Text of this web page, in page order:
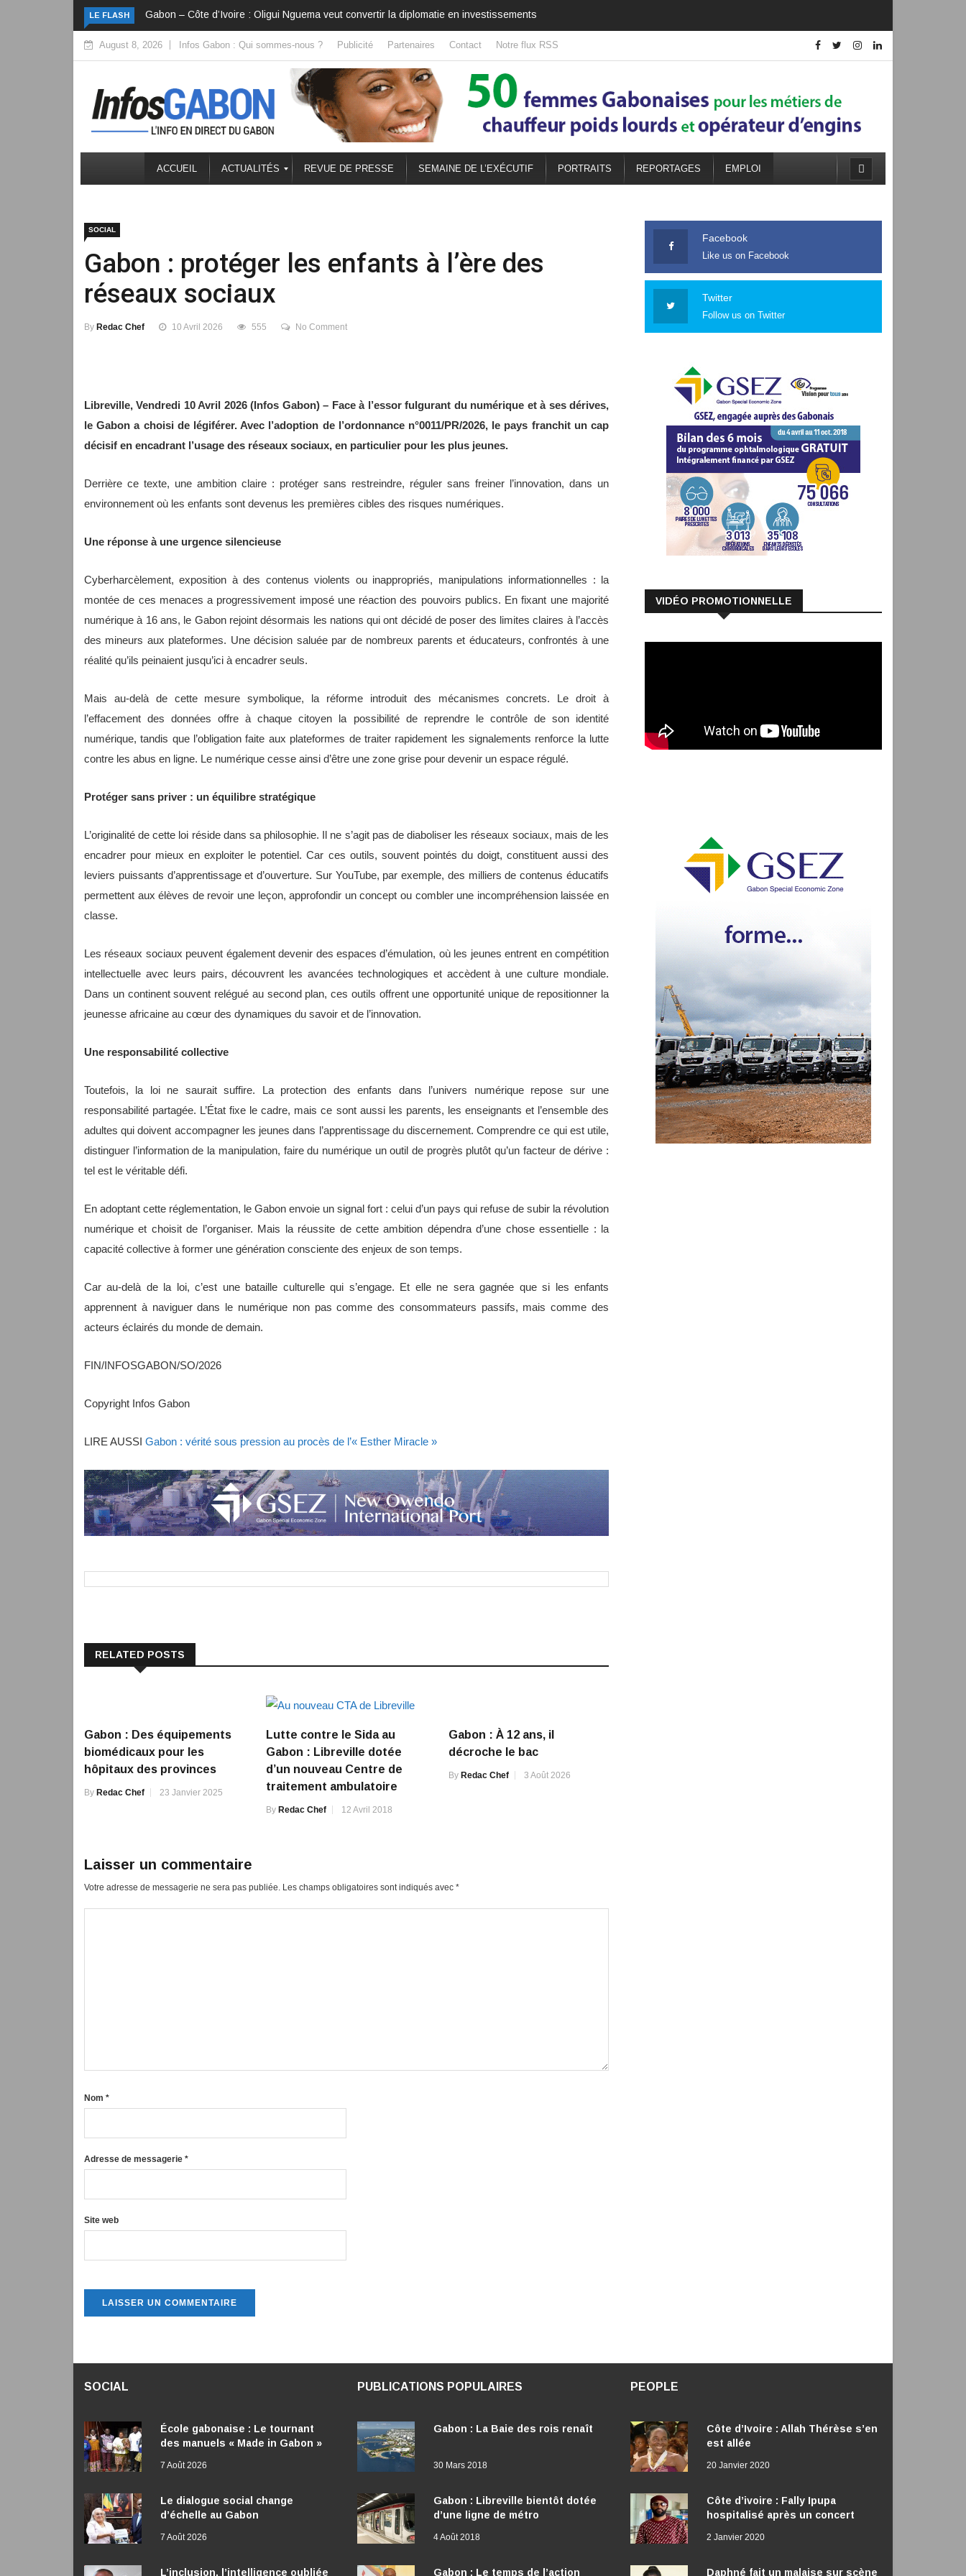
LE FLASH
la diplomatie en investissements Côte d’Ivoire : Une fête nationale qui célèbre aussi l’amitié africaine
August 8, 2026 Infos Gabon : Qui sommes-nous ? Publicité Partenaires Contact Notre flux RSS
ACCUEIL ACTUALITÉS REVUE DE PRESSE SEMAINE DE L’EXÉCUTIF PORTRAITS REPORTAGES EMPLOI
SOCIAL
Gabon : protéger les enfants à l’ère des
réseaux sociaux
By Redac Chef 10 Avril 2026 555 No Comment
Libreville, Vendredi 10 Avril 2026 (Infos Gabon) – Face à l’essor fulgurant du numérique et à ses dérives,
le Gabon a choisi de légiférer. Avec l’adoption de l’ordonnance n°0011/PR/2026, le pays franchit un cap
décisif en encadrant l’usage des réseaux sociaux, en particulier pour les plus jeunes.
Derrière ce texte, une ambition claire : protéger sans restreindre, réguler sans freiner l’innovation, dans un
environnement où les enfants sont devenus les premières cibles des risques numériques.
Une réponse à une urgence silencieuse
Cyberharcèlement, exposition à des contenus violents ou inappropriés, manipulations informationnelles : la
montée de ces menaces a progressivement imposé une réaction des pouvoirs publics. En fixant une majorité
numérique à 16 ans, le Gabon rejoint désormais les nations qui ont décidé de poser des limites claires à l’accès
des mineurs aux plateformes. Une décision saluée par de nombreux parents et éducateurs, confrontés à une
réalité qu’ils peinaient jusqu’ici à encadrer seuls.
Mais au-delà de cette mesure symbolique, la réforme introduit des mécanismes concrets. Le droit à
l’effacement des données offre à chaque citoyen la possibilité de reprendre le contrôle de son identité
numérique, tandis que l’obligation faite aux plateformes de traiter rapidement les signalements renforce la lutte
contre les abus en ligne. Le numérique cesse ainsi d’être une zone grise pour devenir un espace régulé.
Protéger sans priver : un équilibre stratégique
L’originalité de cette loi réside dans sa philosophie. Il ne s’agit pas de diaboliser les réseaux sociaux, mais de les
encadrer pour mieux en exploiter le potentiel. Car ces outils, souvent pointés du doigt, constituent aussi des
leviers puissants d’apprentissage et d’ouverture. Sur YouTube, par exemple, des milliers de contenus éducatifs
permettent aux élèves de revoir une leçon, approfondir un concept ou combler une incompréhension laissée en
classe.
Les réseaux sociaux peuvent également devenir des espaces d’émulation, où les jeunes entrent en compétition
intellectuelle avec leurs pairs, découvrent les avancées technologiques et accèdent à une culture mondiale.
Dans un continent souvent relégué au second plan, ces outils offrent une opportunité unique de repositionner la
jeunesse africaine au cœur des dynamiques du savoir et de l’innovation.
Une responsabilité collective
Toutefois, la loi ne saurait suffire. La protection des enfants dans l’univers numérique repose sur une
responsabilité partagée. L’État fixe le cadre, mais ce sont aussi les parents, les enseignants et l’ensemble des
adultes qui doivent accompagner les jeunes dans l’apprentissage du discernement. Comprendre ce qui est utile,
distinguer l’information de la manipulation, faire du numérique un outil de progrès plutôt qu’un facteur de dérive :
tel est le véritable défi.
En adoptant cette réglementation, le Gabon envoie un signal fort : celui d’un pays qui refuse de subir la révolution
numérique et choisit de l’organiser. Mais la réussite de cette ambition dépendra d’une chose essentielle : la
capacité collective à former une génération consciente des enjeux de son temps.
Car au-delà de la loi, c’est une bataille culturelle qui s’engage. Et elle ne sera gagnée que si les enfants
apprennent à naviguer dans le numérique non pas comme des consommateurs passifs, mais comme des
acteurs éclairés du monde de demain.
FIN/INFOSGABON/SO/2026
Copyright Infos Gabon
LIRE AUSSI Gabon : vérité sous pression au procès de l’« Esther Miracle »
RELATED POSTS
Gabon : Des équipements
biomédicaux pour les
hôpitaux des provinces
By Redac Chef 23 Janvier 2025
Lutte contre le Sida au
Gabon : Libreville dotée
d’un nouveau Centre de
traitement ambulatoire
ByRedac Chef 12 Avril 2018
Gabon : À 12 ans, il
décroche le bac
By Redac Chef 3 Août 2026
Laisser un commentaire
Votre adresse de messagerie ne sera pas publiée. Les champs obligatoires sont indiqués avec *
Nom *
Adresse de messagerie *
Site web
Facebook
Like us on Facebook
Twitter
Follow us on Twitter
VIDÉO PROMOTIONNELLE
SOCIAL
École gabonaise : Le tournant
des manuels « Made in Gabon »
7 Août 2026
Le dialogue social change
d’échelle au Gabon
7 Août 2026
L’inclusion, l’intelligence oubliée
PUBLICATIONS POPULAIRES
Gabon : La Baie des rois renaît
30 Mars 2018
Gabon : Libreville bientôt dotée
d’une ligne de métro
4 Août 2018
Gabon : Le temps de l’action
PEOPLE
Côte d’Ivoire : Allah Thérèse s’en
est allée
20 Janvier 2020
Côte d’ivoire : Fally Ipupa
hospitalisé après un concert
2 Janvier 2020
Daphné fait un malaise sur scène